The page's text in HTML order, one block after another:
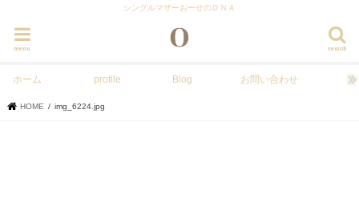
シングルマザーおーせのＤＮＡ
search
menu
ホーム profile Blog お問い合わせ
HOME img_6224.jpg